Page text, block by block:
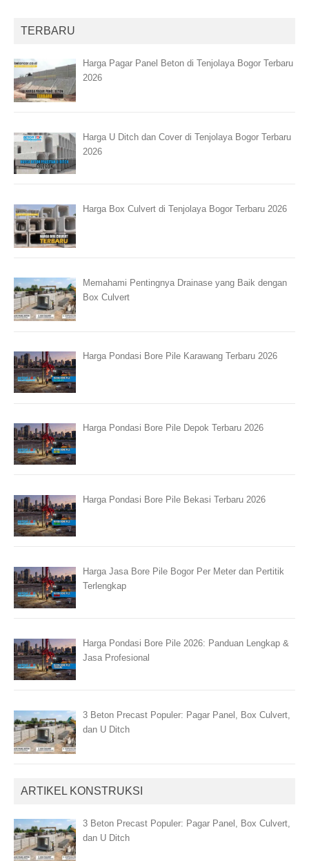
TERBARU
Harga Pagar Panel Beton di Tenjolaya Bogor Terbaru
2026
Harga U Ditch dan Cover di Tenjolaya Bogor Terbaru
2026
Harga Box Culvert di Tenjolaya Bogor Terbaru 2026
Memahami Pentingnya Drainase yang Baik dengan
Box Culvert
Harga Pondasi Bore Pile Karawang Terbaru 2026
Harga Pondasi Bore Pile Depok Terbaru 2026
Harga Pondasi Bore Pile Bekasi Terbaru 2026
Harga Jasa Bore Pile Bogor Per Meter dan Pertitik
Terlengkap
Harga Pondasi Bore Pile 2026: Panduan Lengkap &
Jasa Profesional
3 Beton Precast Populer: Pagar Panel, Box Culvert,
dan U Ditch
ARTIKEL KONSTRUKSI
3 Beton Precast Populer: Pagar Panel, Box Culvert,
dan U Ditch